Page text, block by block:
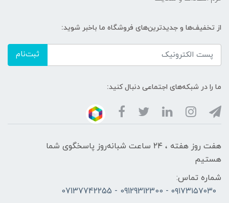
از تخفیف‌ها و جدیدترین‌های فروشگاه ما باخبر شوید:
ثبت‌نام
ما را در شبکه‌های اجتماعی دنبال کنید:
هفت روز هفته ، ۲۴ ساعت شبانه‌روز پاسخگوی شما
هستیم
شماره تماس:
۰۹۱۷۳۱۵۷۰۳۰ - 09129312300 - 07137742255